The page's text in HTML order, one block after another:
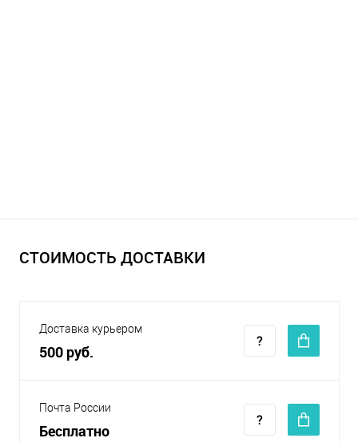
СТОИМОСТЬ ДОСТАВКИ
Доставка курьером
500 руб.
Почта России
Бесплатно